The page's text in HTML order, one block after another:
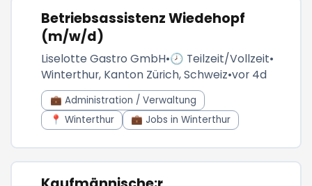
Betriebsassistenz Wiedehopf
(m/w/d)
Liselotte Gastro GmbH•🕗 Teilzeit/Vollzeit•
Winterthur, Kanton Zürich, Schweiz•vor 4d
💼 Administration / Verwaltung
📍 Winterthur
💼 Jobs in Winterthur